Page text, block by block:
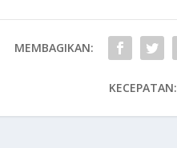
MEMBAGIKAN:
KECEPATAN: